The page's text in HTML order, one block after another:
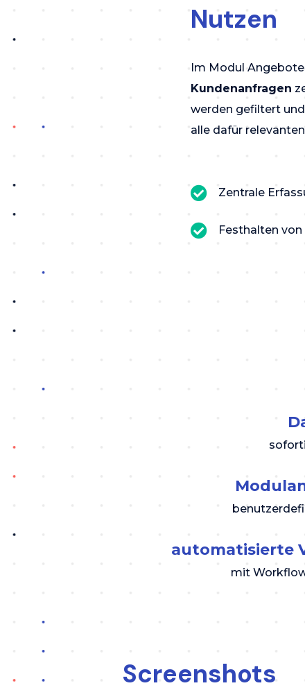
Nutzen
Im Modul
Kundenanfragen
werden gefiltert
alle dafür
Zentrale
Festhalten
automatisierte
mit
Screenshots